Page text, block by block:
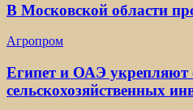
В Московской области
Агропром
Египет и ОАЭ укрепляют
сельскохозяйственных